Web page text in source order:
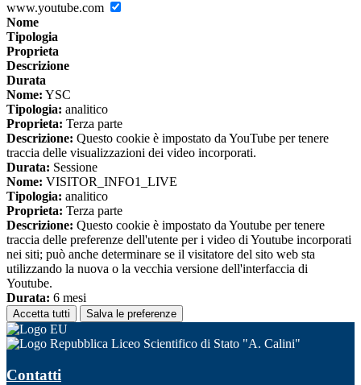
www.youtube.com
Nome
Tipologia
Proprieta
Descrizione
Durata
Nome: YSC
Tipologia: analitico
Proprieta: Terza parte
Descrizione: Questo cookie è impostato da YouTube per tenere
traccia delle visualizzazioni dei video incorporati.
Durata: Sessione
Nome: VISITOR_INFO1_LIVE
Tipologia: analitico
Proprieta: Terza parte
Descrizione: Questo cookie è impostato da Youtube per tenere
traccia delle preferenze dell'utente per i video di Youtube incorporati
nei siti; può anche determinare se il visitatore del sito web sta
utilizzando la nuova o la vecchia versione dell'interfaccia di
Youtube.
Durata: 6 mesi
Accetta tutti Salva le preferenze
Liceo Scientifico di Stato "A. Calini"
Contatti